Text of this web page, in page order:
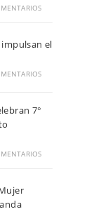
impulsan el
7°